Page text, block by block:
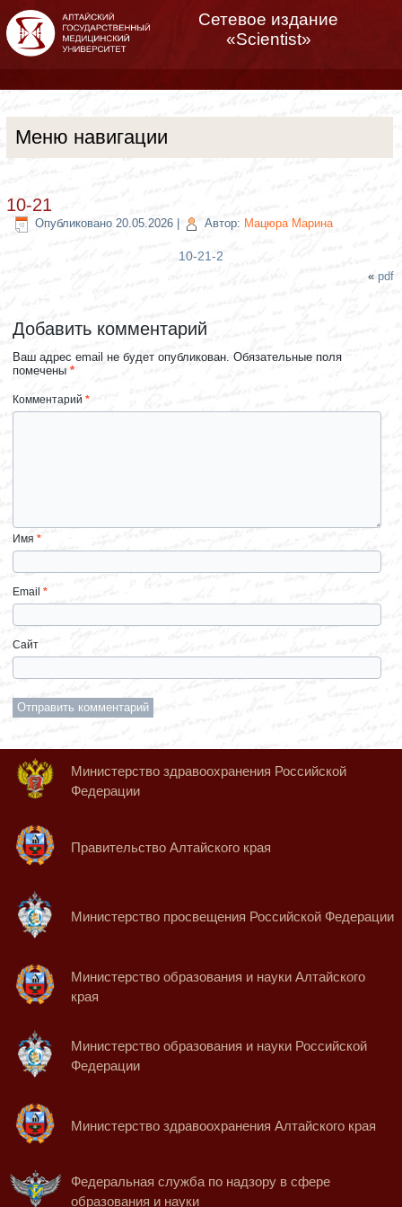
Сетевое издание
«Scientist»
Меню навигации
10-21
Опубликовано 20.05.2026 Автор: Мацюра Марина
10-21-2
«pdf
Добавить комментарий
Ваш адрес email не будет опубликован. Обязательные поля
помечены*
Комментарий*
Имя*
Email*
Сайт
Министерство здравоохранения Российской
Федерации
Правительство Алтайского края
Министерство просвещения Российской Федерации
Министерство образования и науки Алтайского
края
Министерство образования и науки Российской
Федерации
Министерство здравоохранения Алтайского края
Федеральная служба по надзору в сфере
образования и науки